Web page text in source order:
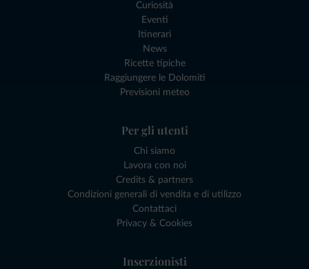
Curiosità
Eventi
Itinerari
News
Ricette tipiche
Raggiungere le Dolomiti
Previsioni meteo
Per gli utenti
Chi siamo
Lavora con noi
Credits & partners
Condizioni generali di vendita e di utilizzo
Contattaci
Privacy & Cookies
Inserzionisti